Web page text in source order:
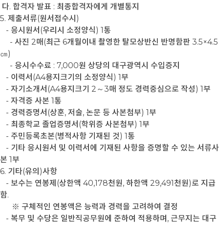
다. 합격자 발표 : 최종합격자에게 개별통지
5. 제출서류(원서접수시)
- 응시원서(우리시 소정양식) 1통
- 사진 2매(최근 6개월이내 촬영한 탈모상반신 반명함판 3.5×4.5
㎝)
- 응시수수료 : 7,000원 상당의 대구광역시 수입증지
- 이력서(A4용지크기의 소정양식) 1부
- 자기소개서(A4용지크기 2～3매 정도 경력중심으로 작성) 1부
- 자격증 사본 1통
- 경력증명서(상훈, 저술, 논문 등 사본첨부) 1부
- 최종학교 졸업증명서(학위증 사본첨부) 1부
- 주민등록초본(병적사항 기재된 것) 1통
- 기타 응시원서 및 이력서에 기재된 사항을 증명할 수 있는 서류사
본 1부
6. 기타(유의)사항
- 보수는 연봉제(상한액 40,178천원, 하한액 29,491천원)로 지급
함.
※ 구체적인 연봉액은 능력과 경력을 고려하여 결정
- 복무 및 수당은 일반직공무원에 준하여 적용하며, 근무지는 대구